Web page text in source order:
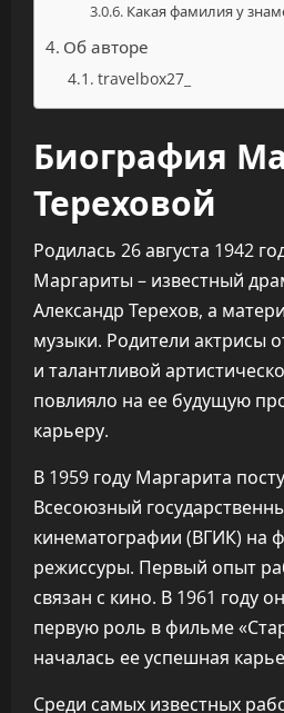
Какая фамилия у
Об авторе
travelbox27_
Биография
Тереховой
Родилась 26 августа 1942
Маргариты – известный
Александр Терехов, а
музыки. Родители актрисы
и талантливой
повлияло на ее будущую
карьеру.
В 1959 году Маргарита
Всесоюзный
кинематографии (ВГИК) на
режиссуры. Первый опыт
связан с кино. В 1961 году
первую роль в фильме
началась ее успешная
Среди самых известных